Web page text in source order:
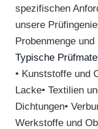
spezifischen
unsere
Probenmenge
Typische
• Kunststoffe und
Lacke• Textilien
Dichtungen•
Werkstoffe und